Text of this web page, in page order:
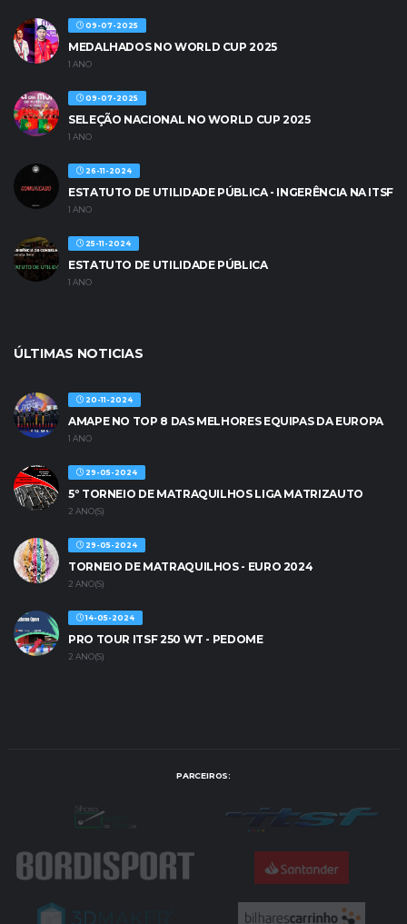
09-07-2025
MEDALHADOS NO WORLD CUP 2025
1 ANO
09-07-2025
SELEÇÃO NACIONAL NO WORLD CUP 2025
1 ANO
26-11-2024
ESTATUTO DE UTILIDADE PÚBLICA - INGERÊNCIA NA ITSF
1 ANO
25-11-2024
ESTATUTO DE UTILIDADE PÚBLICA
1 ANO
ÚLTIMAS NOTICIAS
20-11-2024
AMAPE NO TOP 8 DAS MELHORES EQUIPAS DA EUROPA
1 ANO
29-05-2024
5º TORNEIO DE MATRAQUILHOS LIGA MATRIZAUTO
2 ANO(S)
29-05-2024
TORNEIO DE MATRAQUILHOS - EURO 2024
2 ANO(S)
14-05-2024
PRO TOUR ITSF 250 WT - PEDOME
2 ANO(S)
PARCEIROS: